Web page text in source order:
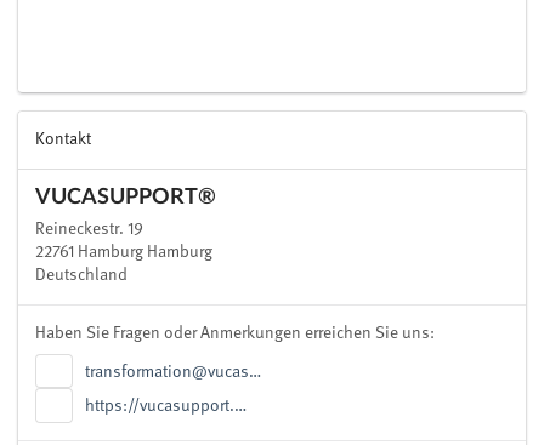
Kontakt
VUCASUPPORT®
Reineckestr. 19
22761 Hamburg Hamburg
Deutschland
Haben Sie Fragen oder Anmerkungen erreichen Sie uns:
transformation@vucas…
https://vucasupport.…